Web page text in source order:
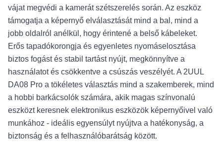
vájat megvédi a kamerát szétszerelés során. Az eszköz
támogatja a képernyő elválasztását mind a bal, mind a
jobb oldalról anélkül, hogy érintené a belső kábeleket.
Erős tapadókorongja és egyenletes nyomáselosztása
biztos fogást és stabil tartást nyújt, megkönnyítve a
használatot és csökkentve a csúszás veszélyét. A 2UUL
DA08 Pro a tökéletes választás mind a szakemberek, mind
a hobbi barkácsolók számára, akik magas színvonalú
eszközt keresnek elektronikus eszközök képernyőivel való
munkához - ideális egyensúlyt nyújtva a hatékonyság, a
biztonság és a felhasználóbarátság között.